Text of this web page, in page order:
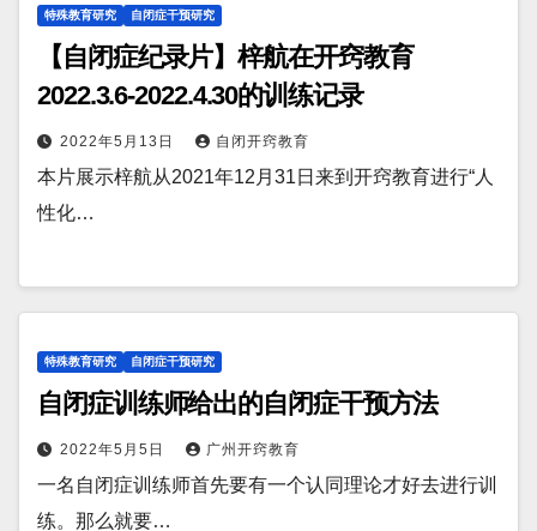
特殊教育研究 自闭症干预研究
【自闭症纪录片】梓航在开窍教育
2022.3.6-2022.4.30的训练记录
2022年5月13日 自闭开窍教育
本片展示梓航从2021年12月31日来到开窍教育进行“人
性化…
特殊教育研究 自闭症干预研究
自闭症训练师给出的自闭症干预方法
2022年5月5日 广州开窍教育
一名自闭症训练师首先要有一个认同理论才好去进行训
练。那么就要…